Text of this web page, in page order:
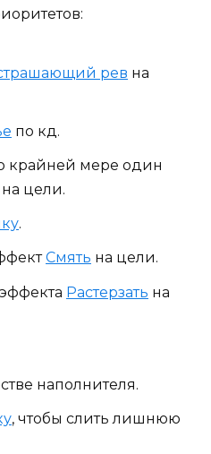
рев на
по кд.
крайней мере один
на цели.
.
Смять на цели.
Растерзать на
наполнителя.
, чтобы слить лишнюю